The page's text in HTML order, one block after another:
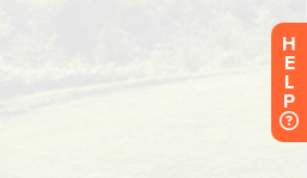
H
E
L
P